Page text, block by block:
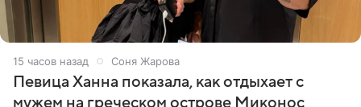
15 часов назад Соня Жарова
Певица Ханна показала, как отдыхает с
мужем на греческом острове Миконос